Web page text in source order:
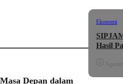
Depan dalam
Ekonomi
Hasil